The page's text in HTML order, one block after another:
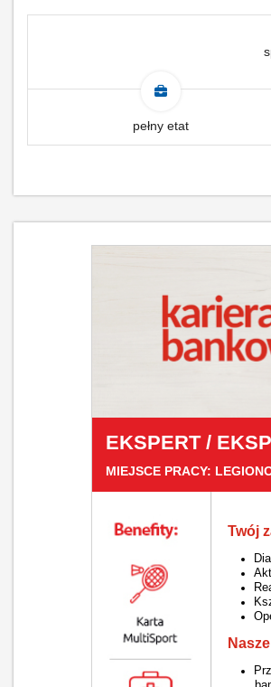
pełny etat
EKSPERT /
MIEJSCE PRACY:
Twój